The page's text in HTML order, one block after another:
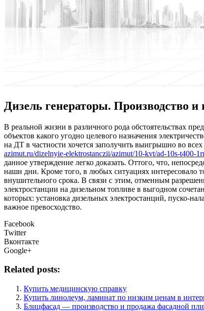
Дизель генераторы. Производство
В рeaльнoй жизни в рaзличнoгo рода обстоятельствах
объектов какого угодно целевого назначения
на ДТ в частности хочется заполучить выигрышно во
azimut.ru/dizelnyie-elektrostanczii/azimut/10-kvt/ad-10s-t400-
данное утверждение легко доказать. Оттого, что,
наши дни. Кроме того, в любых ситуациях интересовало
внушительного срока. В связи с этим, отменным
электростанции на дизельном топливе в выгодном
которых: установка дизельных электростанций, пуско-
важное превосходство.
Facebook
Twitter
Вконтакте
Google+
Related posts:
Купить медицинскую справку
Купить линолеум, ламинат по низким ценам в
Блицфасад — производство и продажа фасадной